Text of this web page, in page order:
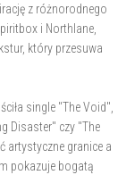
z różnorodnego
i Northlane,
który przesuwa
single "The Void",
Disaster" czy "The
artystyczne granice a
pokazuje bogatą